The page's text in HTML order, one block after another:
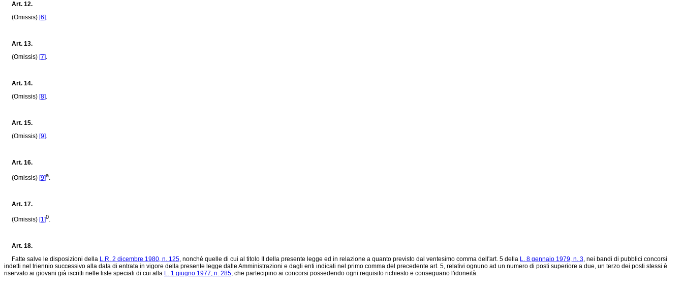
Art. 12.
(Omissis) [6].
Art. 13.
(Omissis) [7].
Art. 14.
(Omissis) [8].
Art. 15.
(Omissis) [9].
Art. 16.
(Omissis) [9]a.
Art. 17.
(Omissis) [1]0.
Art. 18.
Fatte salve le disposizioni della L.R. 2 dicembre 1980, n. 125, nonché quelle di cui al titolo II della presente legge ed in relazione a quanto previsto dal ventesimo comma dell'art. 5 della L. 8 gennaio 1979, n. 3, nei bandi di pubblici concorsi
indetti nel triennio successivo alla data di entrata in vigore della presente legge dalle Amministrazioni e dagli enti indicati nel primo comma del precedente art. 5, relativi ognuno ad un numero di posti superiore a due, un terzo dei posti stessi è
riservato ai giovani già iscritti nelle liste speciali di cui alla L. 1 giugno 1977, n. 285, che partecipino ai concorsi possedendo ogni requisito richiesto e conseguano l'idoneità.